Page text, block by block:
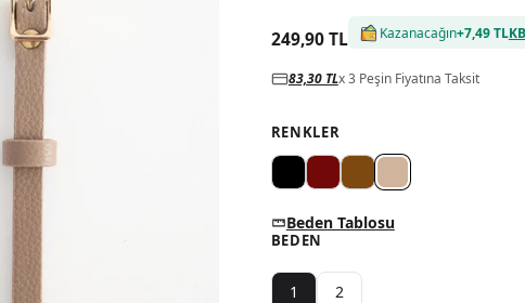
249,90 TL Kazanacağın+7,49 TL
83,30 TLx 3 Peşin Fiyatına Taksit
RENKLER
Beden Tablosu
BEDEN
1 2